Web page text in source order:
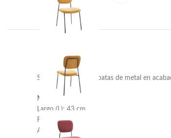
Silla con resistentes patas de metal en
Medidas:
Largo (L): 43 cm
Fondo (F): 50 cm
Alto (A): 84 cm